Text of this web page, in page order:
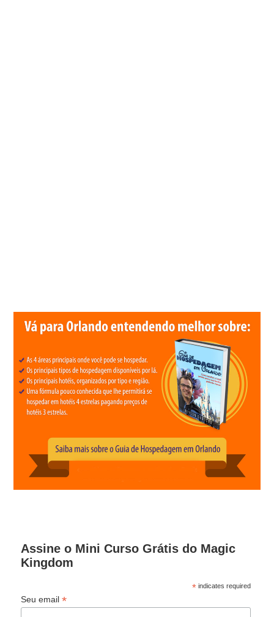
Assine o Mini Curso Grátis do Magic
Kingdom
*indicates required
Seu email*